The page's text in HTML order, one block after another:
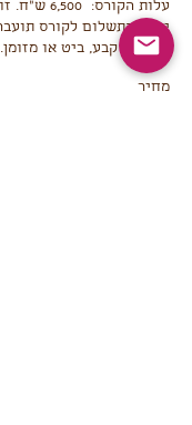
בהוראת קבע, ביט או מזומן.
מחיר